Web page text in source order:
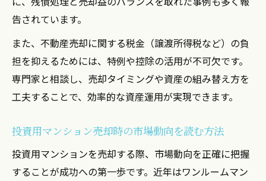
点
ローン残債がある投資用マンションの賢い
売却法
不動産売却で残債をクリアする効果的な方
法
計画術
残債超過時の不動産売却に必要な資金対策
スムーズな不動産売却を実現する方法とは
告されています。
また、不動産売却に関する税金（譲渡所得税など）の負
担を抑えるためには、特例や控除の活用が不可欠です。
専門家と相談し、売却タイミングや資産の組み替え方を
工夫することで、効率的な資産運用が実現できます。
投資用マンション売却時の市場動向を読む方法
投資用マンションを売却する際、市場動向を正確に把握
することが成功への第一歩です。近年はワンルームマン